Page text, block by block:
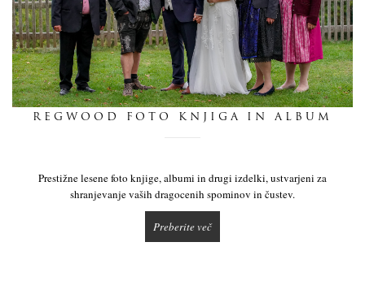
dnevnik
REGWOOD FOTO KNJIGA IN ALBUM
Prestižne lesene foto knjige, albumi in drugi izdelki, ustvarjeni za
shranjevanje vaših dragocenih spominov in čustev.
Preberite več